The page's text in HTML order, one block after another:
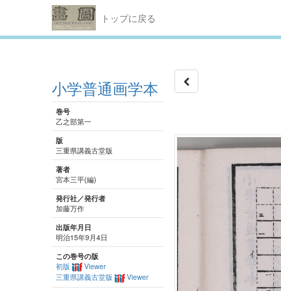
トップに戻る
小学普通画学本
巻号
乙之部第一
版
三重県講義古堂版
著者
宮本三平(編)
発行社／発行者
加藤万作
出版年月日
明治15年9月4日
この巻号の版
初版
Viewer
三重県講義古堂版
Viewer